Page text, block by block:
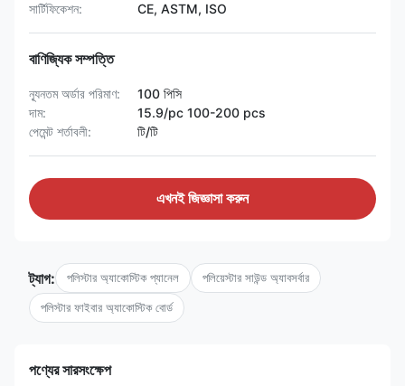
সার্টিফিকেশন:
CE, ASTM, ISO
বাণিজ্যিক সম্পত্তি
ন্যূনতম অর্ডার পরিমাণ:
100 পিসি
দাম:
15.9/pc 100-200 pcs
পেমেন্ট শর্তাবলী:
টি/টি
এখনই জিজ্ঞাসা করুন
ট্যাগ: পলিস্টার অ্যাকোস্টিক প্যানেল পলিয়েস্টার সাউন্ড অ্যাবসর্বার
পলিস্টার ফাইবার অ্যাকোস্টিক বোর্ড
পণ্যের সারসংক্ষেপ